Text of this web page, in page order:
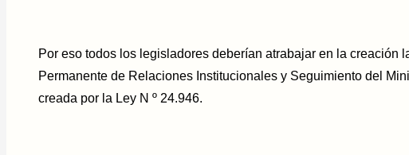
Por eso todos los legisladores deberían atrabajar en la creación
Permanente de Relaciones Institucionales y Seguimiento del
creada por la Ley N º 24.946.